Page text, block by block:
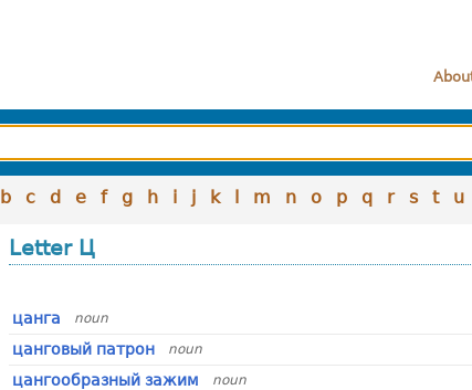
b c d e f g h i j k l m n o p q r s t u
Letter Ц
цанга noun
цанговый патрон noun
цангообразный зажим noun